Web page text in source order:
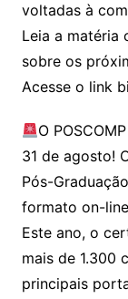
voltadas à
Leia a matéria
sobre os
Acesse o link
O
31 de agosto!
Pós-
formato on-
Este ano, o
mais de 1.300
principais